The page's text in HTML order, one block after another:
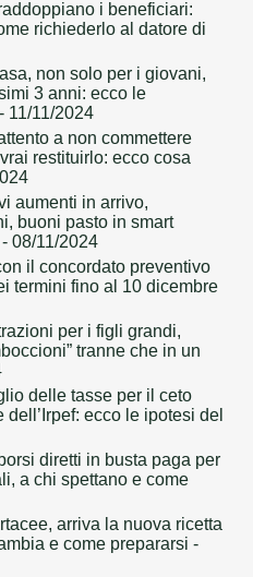
i beneficiari:
richiederlo al datore di
non solo per i giovani,
3 anni: ecco le
- 11/11/2024
a non commettere
restituirlo: ecco cosa
aumenti in arrivo,
buoni pasto in smart
- 08/11/2024
il concordato preventivo
termini fino al 10 dicembre
per i figli grandi,
tranne che in un
delle tasse per il ceto
ecco le ipotesi del
diretti in busta paga per
a chi spettano e come
arriva la nuova ricetta
e come prepararsi -